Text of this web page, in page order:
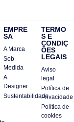
EMPRE
SA
A Marca
Sob
Medida
A
Designer
Sustentabilidade
TERMO
S E
CONDIÇ
ÕES
LEGAIS
Aviso
legal
Política de
Privacidade
Política de
cookies